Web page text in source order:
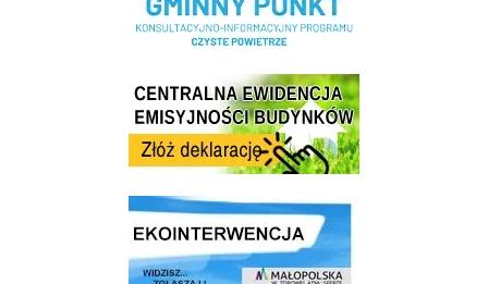
Centrala Ewidencja Emisyjności Budynków - złóż deklarację
link do strony ekointerwencja dot.- powietrza